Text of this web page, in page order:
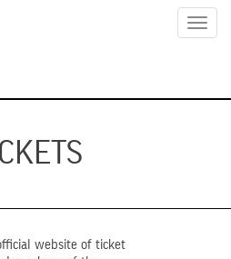
Menu
website of ticket